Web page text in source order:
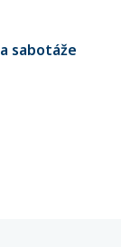
sabotáže